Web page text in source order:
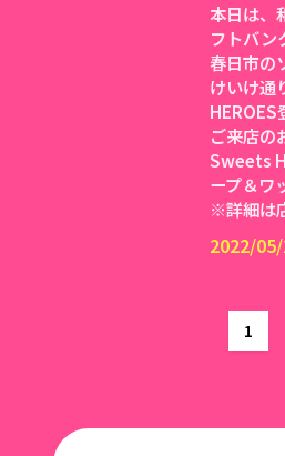
本日は、
フトバン
春日市の
けいけ通
HEROES
ご来店の
Sweets
ープ＆ワ
※詳細は
2022/
1